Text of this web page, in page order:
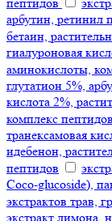
арбутин, ретинил
бетаин,
гиалуроновая
аминокислоты,
глутатион 5%,
кислота 2%,
комплекс пептидов
транексамовая
идебенон,
пептидов
Coco-glucoside),
экстрактов трав,
экстракт лимона,